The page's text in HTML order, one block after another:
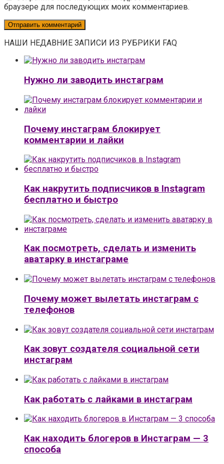
браузере для последующих моих комментариев.
НАШИ НЕДАВНИЕ ЗАПИСИ ИЗ РУБРИКИ FAQ
Нужно ли заводить инстаграм
Почему инстаграм блокирует
комментарии и лайки
Как накрутить подписчиков в Instagram
бесплатно и быстро
Как посмотреть, сделать и изменить
аватарку в инстаграме
Почему может вылетать инстаграм с
телефонов
Как зовут создателя социальной сети
инстаграм
Как работать с лайками в инстаграм
Как находить блогеров в Инстаграм — 3
способа